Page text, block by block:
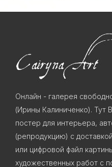
Онлайн - галерея
(Ирины Калиниченко). Тут
постер для интерьера,
(репродукцию) с
или цифровой файл
художественных работ с